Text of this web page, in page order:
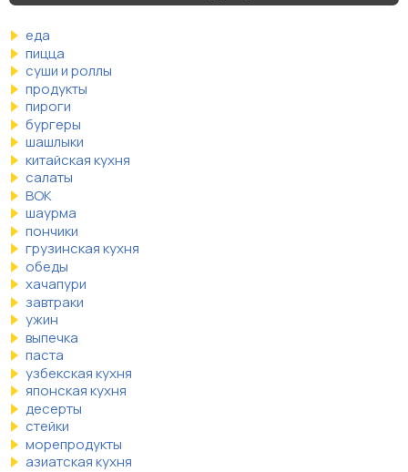
еда
пицца
суши и роллы
продукты
пироги
бургеры
шашлыки
китайская кухня
салаты
ВОК
шаурма
пончики
грузинская кухня
обеды
хачапури
завтраки
ужин
выпечка
паста
узбекская кухня
японская кухня
десерты
стейки
морепродукты
азиатская кухня